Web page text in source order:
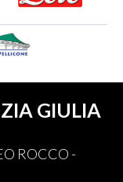
GIULIA
ROCCO -